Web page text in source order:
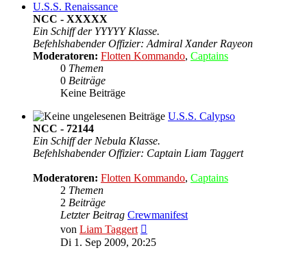
U.S.S. Renaissance
NCC - XXXXX
Ein Schiff der YYYYY Klasse.
Befehlshabender Offizier: Admiral Xander Rayeon
Moderatoren: Flotten Kommando, Captains
0 Themen
0 Beiträge
Keine Beiträge
U.S.S. Calypso
NCC - 72144
Ein Schiff der Nebula Klasse.
Befehlshabender Offizier: Captain Liam Taggert
Moderatoren: Flotten Kommando, Captains
2 Themen
2 Beiträge
Letzter Beitrag Crewmanifest
von Liam Taggert
Beitrag
Di 1. Sep 2009, 20:25